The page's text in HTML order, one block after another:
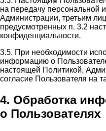
на передачу
Администрации, третьим
предусмотренных п. 3.2
конфиденциальности.
3.5. При необходимости
информацию о
настоящей Политикой,
согласие Пользователя на
4. Обработка
о Пользователях